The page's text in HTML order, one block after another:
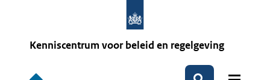
Kenniscentrum voor beleid en regelgeving
Hoofdnavigatie